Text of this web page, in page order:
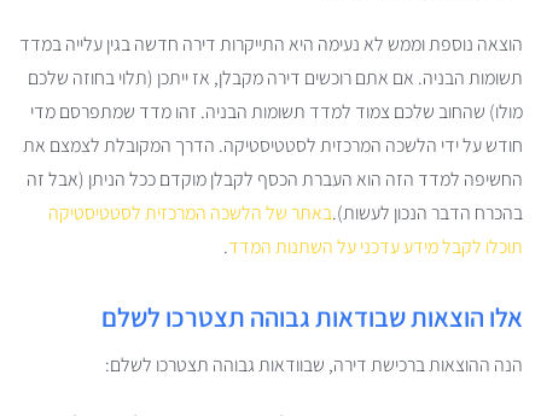
הוצאה נוספת וממש לא נעימה היא התייקרות דירה חדשה בגין עלייה במדד
תשומות הבניה. אם אתם רוכשים דירה מקבלן, אז ייתכן (תלוי בחוזה שלכם
מולו) שהחוב שלכם צמוד למדד תשומות הבניה. זהו מדד שמתפרסם מדי
חודש על ידי הלשכה המרכזית לסטטיסטיקה. הדרך המקובלת לצמצם את
החשיפה למדד הזה הוא העברת הכסף לקבלן מוקדם ככל הניתן (אבל זה
בהכרח הדבר הנכון לעשות).באתר של הלשכה המרכזית לסטטיסטיקה
תוכלו לקבל מידע עדכני על השתנות המדד.
אלו הוצאות שבודאות גבוהה תצטרכו לשלם
הנה ההוצאות ברכישת דירה, שבוודאות גבוהה תצטרכו לשלם: